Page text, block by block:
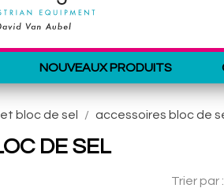
NOUVEAUX PRODUITS
bloc de sel accessoires bloc de
DE SEL
Trier par :